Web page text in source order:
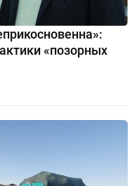
«позорных